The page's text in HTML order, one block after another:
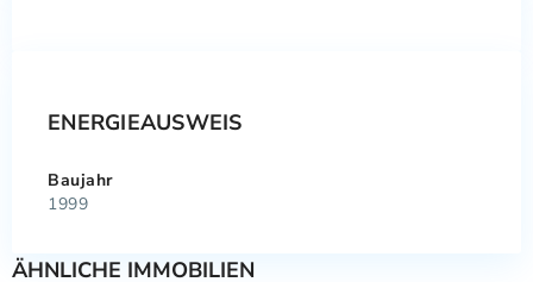
ENERGIEAUSWEIS
Baujahr
1999
ÄHNLICHE IMMOBILIEN